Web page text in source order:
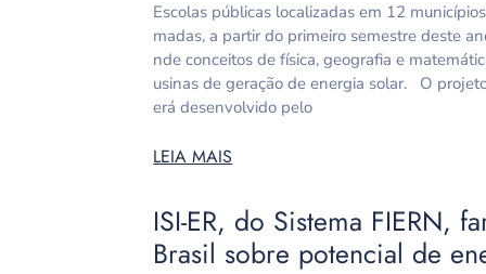
Escolas públicas localizadas em 12
madas, a partir do primeiro semestre deste
nde conceitos de física, geografia e
usinas de geração de energia solar. O
erá desenvolvido pelo
LEIA MAIS
ISI-ER, do Sistema FIERN,
Brasil sobre potencial de